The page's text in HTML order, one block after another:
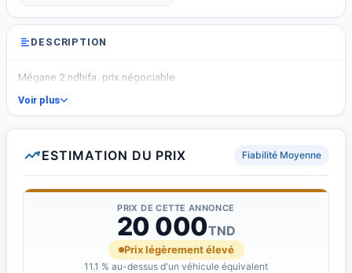
DESCRIPTION
Mégane 2 ndhifa. prix négociable
Voir plus
ESTIMATION DU PRIX Fiabilité Moyenne
PRIX DE CETTE ANNONCE
20 000TND
Prix légèrement élevé
11.1 % au-dessus d'un véhicule équivalent